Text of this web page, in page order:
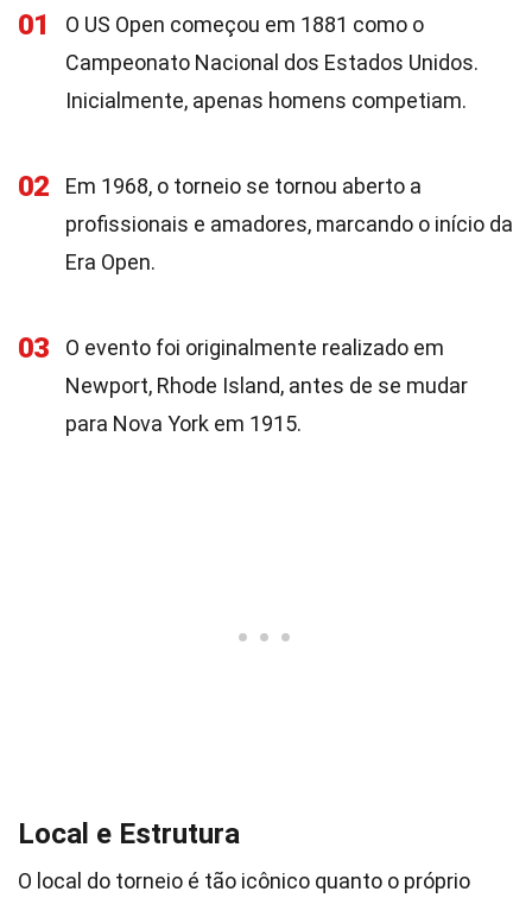
01
O US Open começou em 1881 como o
Campeonato Nacional dos Estados Unidos.
Inicialmente, apenas homens competiam.
02
Em 1968, o torneio se tornou aberto a
profissionais e amadores, marcando o início da
Era Open.
03
O evento foi originalmente realizado em
Newport, Rhode Island, antes de se mudar
para Nova York em 1915.
Local e Estrutura
O local do torneio é tão icônico quanto o próprio